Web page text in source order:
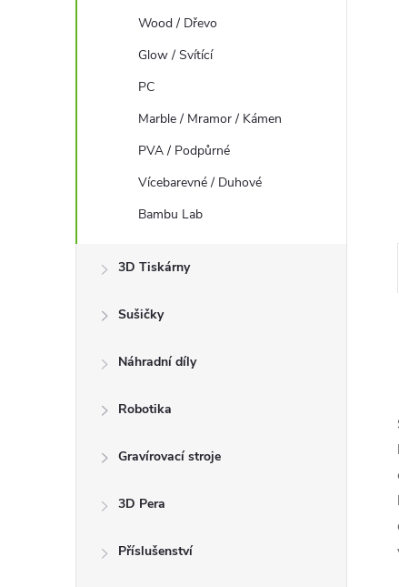
Wood / Dřevo
Glow / Svítící
PC
Marble / Mramor / Kámen
PVA / Podpůrné
Vícebarevné / Duhové
Bambu Lab
3D Tiskárny
Sušičky
Náhradní díly
Robotika
Gravírovací stroje
3D Pera
Příslušenství